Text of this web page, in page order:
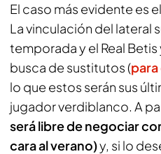
El caso más evidente es
La vinculación del lateral
temporada y el Real
busca de sustitutos (
lo que estos serán sus
jugador verdiblanco. A
será libre de negociar
cara al verano)y, si lo